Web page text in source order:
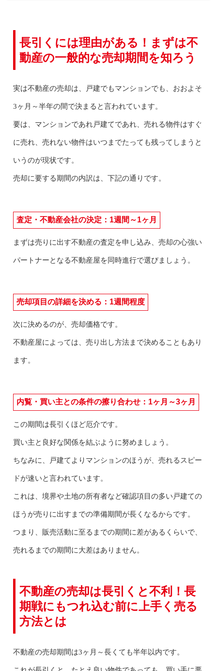
長引くには理由がある！まずは不
動産の一般的な売却期間を知ろう
実は不動産の売却は、戸建でもマンションでも、おおよそ
3ヶ月～半年の間で決まると言われています。
要は、マンションであれ戸建てであれ、売れる物件はすぐ
に売れ、売れない物件はいつまでたっても残ってしまうと
いうのが現状です。
売却に要する期間の内訳は、下記の通りです。
査定・不動産会社の決定：1週間～1ヶ月
まずは売りに出す不動産の査定を申し込み、売却の心強い
パートナーとなる不動産屋を同時進行で選びましょう。
売却項目の詳細を決める：1週間程度
次に決めるのが、売却価格です。
不動産屋によっては、売り出し方法まで決めることもあり
ます。
内覧・買い主との条件の擦り合わせ：1ヶ月～3ヶ月
この期間は長引くほど厄介です。
買い主と良好な関係を結ぶように努めましょう。
ちなみに、戸建てよりマンションのほうが、売れるスピー
ドが速いと言われています。
これは、境界や土地の所有者など確認項目の多い戸建ての
ほうが売りに出すまでの準備期間が長くなるからです。
つまり、販売活動に至るまでの期間に差があるくらいで、
売れるまでの期間に大差はありません。
不動産の売却は長引くと不利！長
期戦にもつれ込む前に上手く売る
方法とは
不動産の売却期間は3ヶ月～長くても半年以内です。